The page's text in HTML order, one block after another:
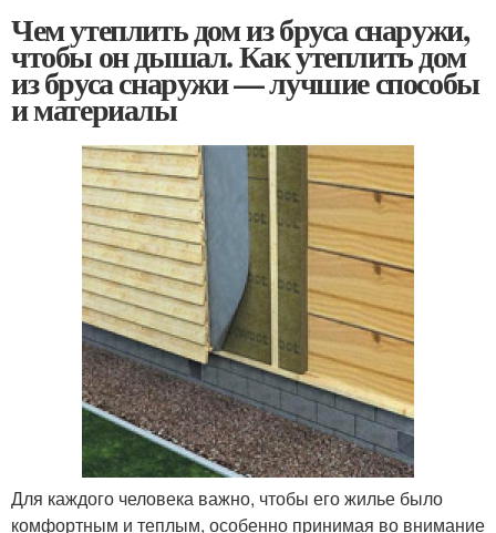
Чем утеплить дом из бруса снаружи,
чтобы он дышал. Как утеплить дом
из бруса снаружи — лучшие способы
и материалы
Для каждого человека важно, чтобы его жилье было
комфортным и теплым, особенно принимая во внимание